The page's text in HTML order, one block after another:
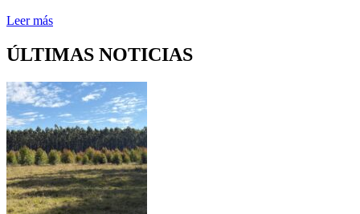
Leer más
ÚLTIMAS NOTICIAS